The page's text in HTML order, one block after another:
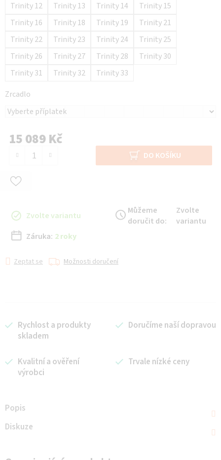
Trinity 12
Trinity 13 Trinity 14
Trinity 15
Trinity 16
Trinity 18 Trinity 19
Trinity 21
Trinity 22
Trinity 23 Trinity 24
Trinity 25
Trinity 26
Trinity 27 Trinity 28
Trinity 30
Trinity 31
Trinity 32
Trinity 33
Zrcadlo
15 089 Kč
DO KOŠÍKU
Zvolte variantu
Můžeme
doručit do:
Zvolte
variantu
Záruka: 2 roky
Zeptat se Možnosti doručení
Rychlost a produkty
skladem
Doručíme naší dopravou
Kvalitní a ověření
výrobci
Trvale nízké ceny
Popis
Diskuze